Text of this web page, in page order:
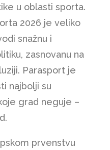
u oblasti sporta.
2026 je veliko
snažnu i
zasnovanu na
Parasport je
najbolji su
grad neguje –
prvenstvu